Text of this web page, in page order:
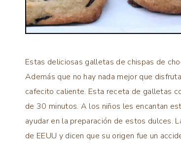
Estas deliciosas galletas de chispas de
Además que no hay nada mejor que
cafecito caliente. Esta receta de galletas
de 30 minutos. A los niños les encantan
ayudar en la preparación de estos dulces.
de EEUU y dicen que su origen fue un